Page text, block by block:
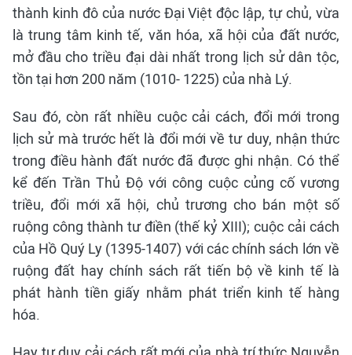
thành kinh đô của nước Đại Việt độc lập, tự chủ, vừa
là trung tâm kinh tế, văn hóa, xã hội của đất nước,
mở đầu cho triều đại dài nhất trong lịch sử dân tộc,
tồn tại hơn 200 năm (1010- 1225) của nhà Lý.
Sau đó, còn rất nhiều cuộc cải cách, đổi mới trong
lịch sử mà trước hết là đổi mới về tư duy, nhận thức
trong điều hành đất nước đã được ghi nhận. Có thể
kể đến Trần Thủ Độ với công cuộc củng cố vương
triều, đổi mới xã hội, chủ trương cho bán một số
ruộng công thành tư điền (thế kỷ XIII); cuộc cải cách
của Hồ Quý Ly (1395-1407) với các chính sách lớn về
ruộng đất hay chính sách rất tiến bộ về kinh tế là
phát hành tiền giấy nhằm phát triển kinh tế hàng
hóa.